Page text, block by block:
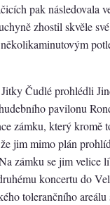
pak následovala
zhostil skvěle
Čudlé prohlédli
pavilonu
zámku, který kromě
jim mimo plán
zámku se jim velice
koncertu do
tolerančního areálu